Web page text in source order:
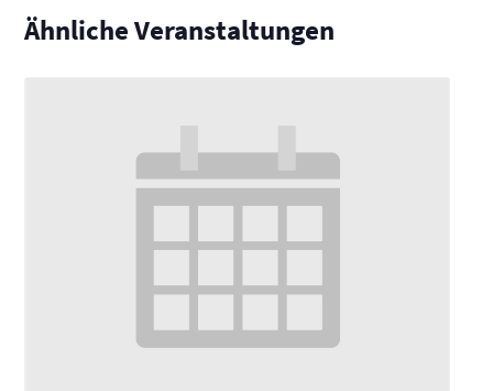
Ähnliche Veranstaltungen